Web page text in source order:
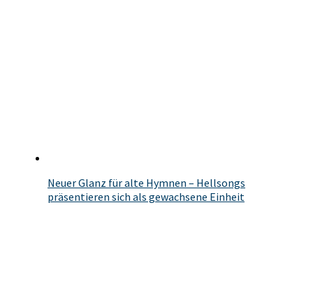
Neuer Glanz für alte Hymnen – Hellsongs
präsentieren sich als gewachsene Einheit